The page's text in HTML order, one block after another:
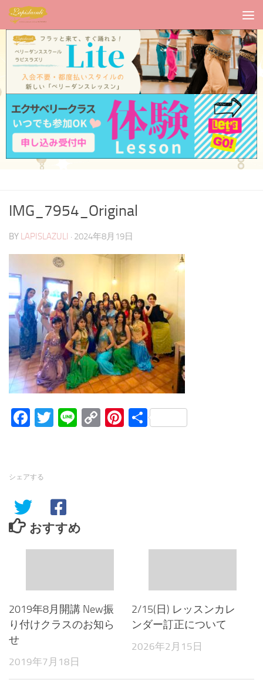
IMG_7954_Original
BY LAPISLAZULI · 2024年8月19日
Facebook
Twitter
LineCopyPinterest
共
シェアする
おすすめ
2019年8月開講 New振
り付けクラスのお知ら
せ
2019年7月18日
2/15(日) レッスンカレ
ンダー訂正について
2026年2月15日